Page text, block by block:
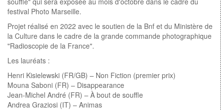
festival Photo Marseille.
Projet réalisé en 2022 avec le soutien de la Bnf et du Ministère de
la Culture dans le cadre de la grande commande photographique
"Radioscopie de la France".
Les lauréats :
Henri Kisielewski (FR/GB) – Non Fiction (premier prix)
Mouna Saboni (FR) – Disappearance
Jean-Michel André (FR) – À bout de souffle
Andrea Graziosi (IT) – Animas